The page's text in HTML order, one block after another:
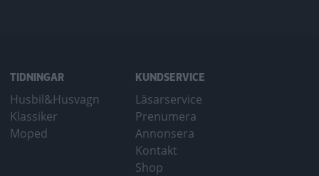
TIDNINGAR
Husbil&Husvagn
Klassiker
Moped
KUNDSERVICE
Läsarservice
Prenumera
Annonsera
Kontakt
Shop